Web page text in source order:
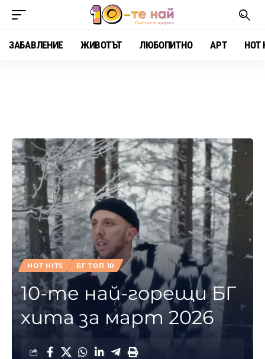
ЗАБАВЛЕНИЕ ЖИВОТЪТ ЛЮБОПИТНО АРТ HOT
HOT HITS БГ ТОП 10
10-те най-горещи БГ
хита за март 2026